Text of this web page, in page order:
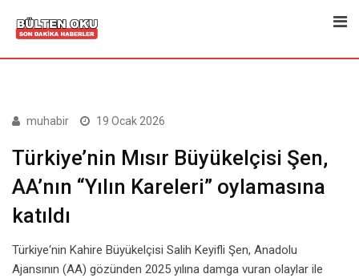
muhabir 19 Ocak 2026
Türkiye’nin Mısır Büyükelçisi Şen,
AA’nın “Yılın Kareleri” oylamasına
katıldı
Türkiye‘nin Kahire Büyükelçisi Salih Keyifli Şen, Anadolu
Ajansının (AA) gözünden 2025 yılına damga vuran olaylar ile